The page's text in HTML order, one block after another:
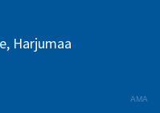
Harjumaa
AMA